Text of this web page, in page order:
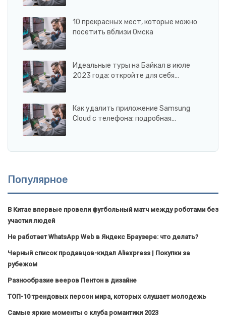
10 прекрасных мест, которые можно
посетить вблизи Омска
Идеальные туры на Байкал в июле
2023 года: откройте для себя…
Как удалить приложение Samsung
Cloud с телефона: подробная…
Популярное
В Китае впервые провели футбольный матч между роботами без
участия людей
Не работает WhatsApp Web в Яндекс Браузере: что делать?
Черный список продавцов-кидал Aliexpress | Покупки за
рубежом
Разнообразие вееров Пентон в дизайне
ТОП-10 трендовых персон мира, которых слушает молодежь
Самые яркие моменты с клуба романтики 2023